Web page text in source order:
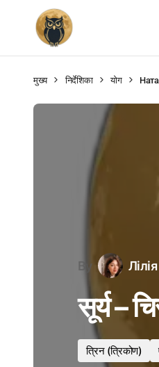
मुख्य निर्देशिका योग
By
सूर्य –
त्रिन (त्रिकोण)